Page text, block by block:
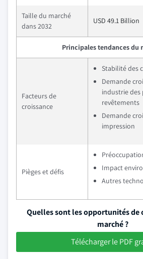
Taille du marché
dans 2032
USD 49.1 Billion
Principales tendances du
Facteurs de
croissance
Stabilité des
Demande
industrie
revêtements
Demande
impression
Pièges et défis
Impact
Autres
Quelles sont les opportunités de
marché ?
Télécharger le PDF